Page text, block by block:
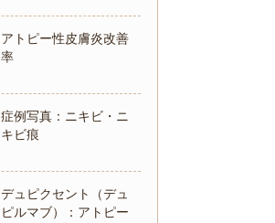
アトピー性皮膚炎改善
率
症例写真：ニキビ・ニ
キビ痕
デュピクセント（デュ
ピルマブ）：アトピー